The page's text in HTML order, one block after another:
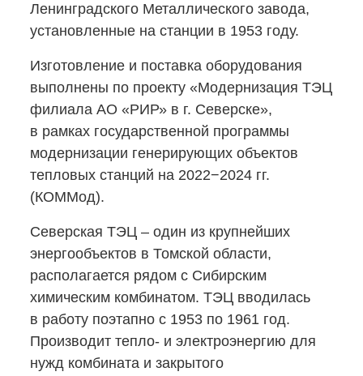
Ленинградского Металлического завода,
установленные на станции в 1953 году.
Изготовление и поставка оборудования
выполнены по проекту «Модернизация ТЭЦ
филиала АО «РИР» в г. Северске»,
в рамках государственной программы
модернизации генерирующих объектов
тепловых станций на 2022−2024 гг.
(КОММод).
Северская ТЭЦ – один из крупнейших
энергообъектов в Томской области,
располагается рядом с Сибирским
химическим комбинатом. ТЭЦ вводилась
в работу поэтапно с 1953 по 1961 год.
Производит тепло- и электроэнергию для
нужд комбината и закрытого